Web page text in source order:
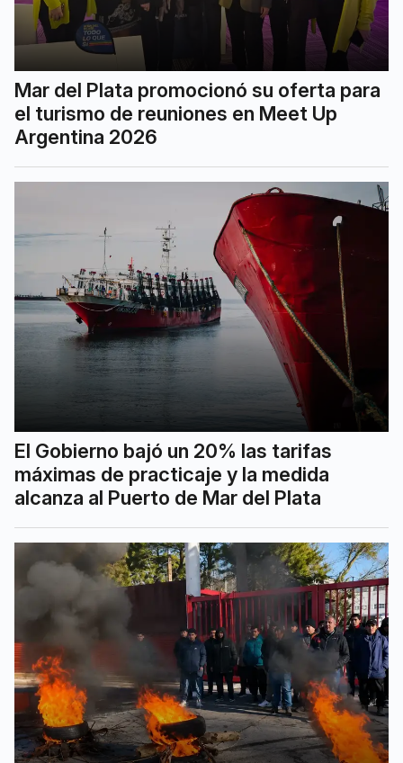
Mar del Plata promocionó su oferta para
el turismo de reuniones en Meet Up
Argentina 2026
El Gobierno bajó un 20% las tarifas
máximas de practicaje y la medida
alcanza al Puerto de Mar del Plata